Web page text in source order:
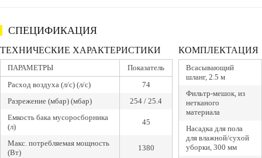
СПЕЦИФИКАЦИЯ
ТЕХНИЧЕСКИЕ ХАРАКТЕРИСТИКИ
ПАРАМЕТРЫ
Показатель
Расход воздуха (л/с) (л/с)
74
Разрежение (мбар) (мбар)
254 / 25.4
Емкость бака мусоросборника
(л)
45
Макс. потребляемая мощность
(Вт)
1380
КОМПЛЕКТАЦИЯ
Всасывающий
шланг, 2.5 м
Фильтр-мешок, из
нетканого
материала
Насадка для пола
для влажной/сухой
уборки, 300 мм